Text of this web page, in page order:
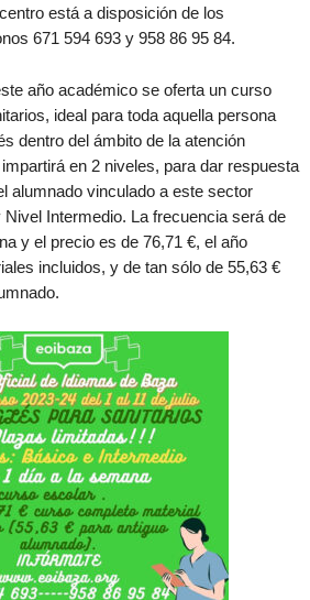
está a disposición de los
671 594 693 y 958 86 95 84.
año académico se oferta un curso
ideal para toda aquella persona
dentro del ámbito de la atención
en 2 niveles, para dar respuesta
alumnado vinculado a este sector
Intermedio. La frecuencia será de
y el precio es de 76,71 €, el año
incluidos, y de tan sólo de 55,63 €